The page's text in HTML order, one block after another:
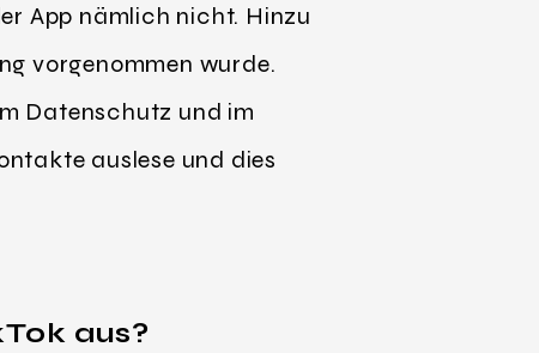
App nämlich nicht. Hinzu
vorgenommen wurde.
Datenschutz und im
auslese und dies
aus?